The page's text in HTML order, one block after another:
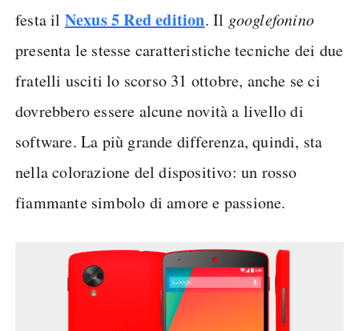
festa il Nexus 5 Red edition. Il googlefonino
presenta le stesse caratteristiche tecniche dei due
fratelli usciti lo scorso 31 ottobre, anche se ci
dovrebbero essere alcune novità a livello di
software. La più grande differenza, quindi, sta
nella colorazione del dispositivo: un rosso
fiammante simbolo di amore e passione.